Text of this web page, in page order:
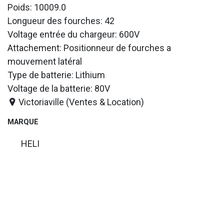
Poids: 10009.0
Longueur des fourches: 42
Voltage entrée du chargeur: 600V
Attachement: Positionneur de fourches a
mouvement latéral
Type de batterie: Lithium
Voltage de la batterie: 80V
Victoriaville (Ventes & Location)
MARQUE
HELI